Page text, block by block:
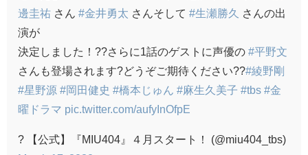
邊圭祐 さん #金井勇太 さんそして #生瀬勝久
さんの出
演が
決定しました！??さらに1話のゲストに声優の #平野文
さんも登場されます?どうぞご期待ください??#綾野剛
#星野源 #岡田健史 #橋本じゅん #麻生久美子 #tbs #金
曜ドラマ pic.twitter.com/aufyInOfpE
? 【公式】『MIU404』４月スタート！ (@miu404_tbs)